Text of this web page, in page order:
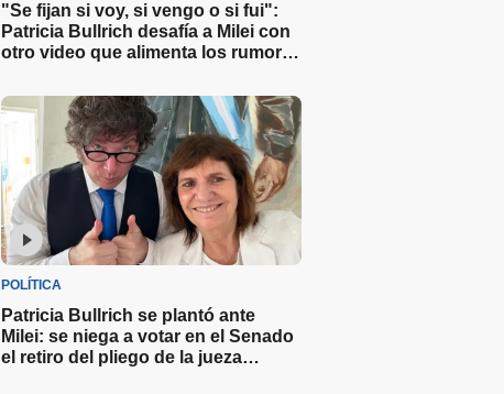
"Se fijan si voy, si vengo o si fui":
Patricia Bullrich desafía a Milei con
otro video que alimenta los rumores
POLÍTICA
Patricia Bullrich se plantó ante
Milei: se niega a votar en el Senado
el retiro del pliego de la jueza